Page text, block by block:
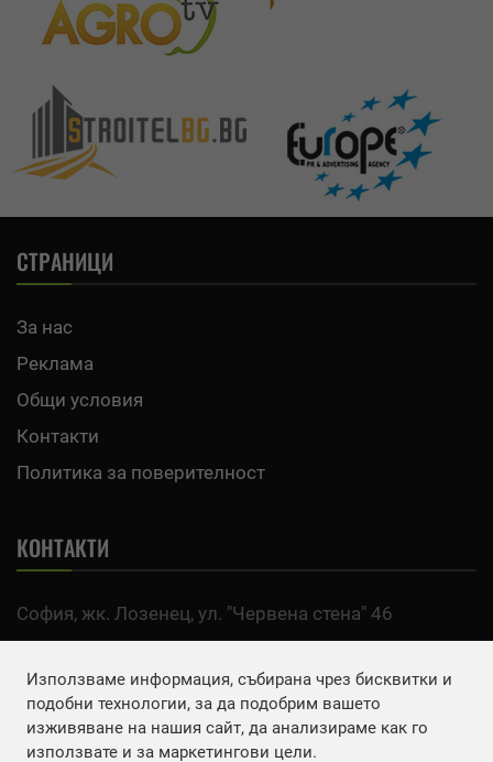
СТРАНИЦИ
За нас
Реклама
Общи условия
Контакти
Политика за поверителност
КОНТАКТИ
София, жк. Лозенец, ул. "Червена стена" 46
Email: office@agro.bg
Използваме информация, събирана чрез бисквитки и
подобни технологии, за да подобрим вашето
изживяване на нашия сайт, да анализираме как го
използвате и за маркетингови цели.